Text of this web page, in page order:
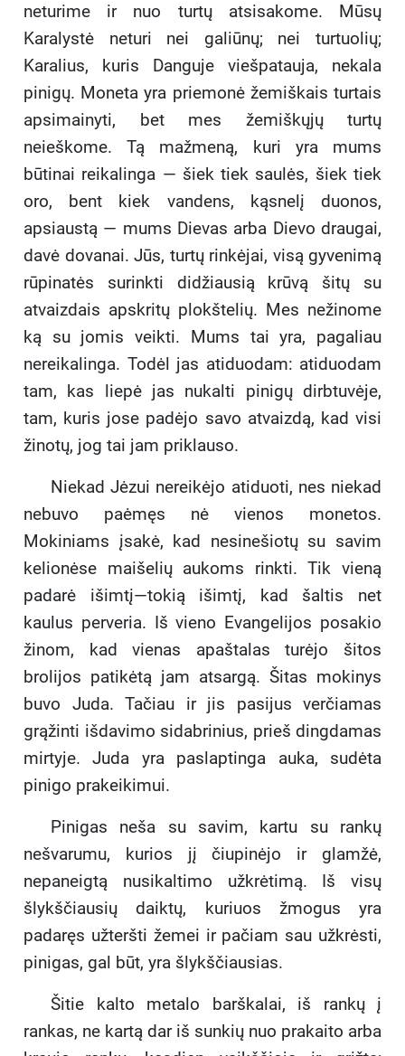
neturime ir nuo turtų atsisakome. Mūsų
Karalystė neturi nei galiūnų; nei turtuolių;
Karalius, kuris Danguje viešpatauja, nekala
pinigų. Moneta yra priemonė žemiškais turtais
apsimainyti, bet mes žemiškųjų turtų
neieškome. Tą mažmeną, kuri yra mums
būtinai reikalinga — šiek tiek saulės, šiek tiek
oro, bent kiek vandens, kąsnelį duonos,
apsiaustą — mums Dievas arba Dievo draugai,
davė dovanai. Jūs, turtų rinkėjai, visą gyvenimą
rūpinatės surinkti didžiausią krūvą šitų su
atvaizdais apskritų plokštelių. Mes nežinome
ką su jomis veikti. Mums tai yra, pagaliau
nereikalinga. Todėl jas atiduodam: atiduodam
tam, kas liepė jas nukalti pinigų dirbtuvėje,
tam, kuris jose padėjo savo atvaizdą, kad visi
žinotų, jog tai jam priklauso.
Niekad Jėzui nereikėjo atiduoti, nes niekad
nebuvo paėmęs nė vienos monetos.
Mokiniams įsakė, kad nesinešiotų su savim
kelionėse maišelių aukoms rinkti. Tik vieną
padarė išimtį—tokią išimtį, kad šaltis net
kaulus perveria. Iš vieno Evangelijos posakio
žinom, kad vienas apaštalas turėjo šitos
brolijos patikėtą jam atsargą. Šitas mokinys
buvo Juda. Tačiau ir jis pasijus verčiamas
grąžinti išdavimo sidabrinius, prieš dingdamas
mirtyje. Juda yra paslaptinga auka, sudėta
pinigo prakeikimui.
Pinigas neša su savim, kartu su rankų
nešvarumu, kurios jį čiupinėjo ir glamžė,
nepaneigtą nusikaltimo užkrėtimą. Iš visų
šlykščiausių daiktų, kuriuos žmogus yra
padaręs užteršti žemei ir pačiam sau užkrėsti,
pinigas, gal būt, yra šlykščiausias.
Šitie kalto metalo barškalai, iš rankų į
rankas, ne kartą dar iš sunkių nuo prakaito arba